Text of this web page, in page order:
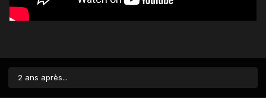
2 ans après...